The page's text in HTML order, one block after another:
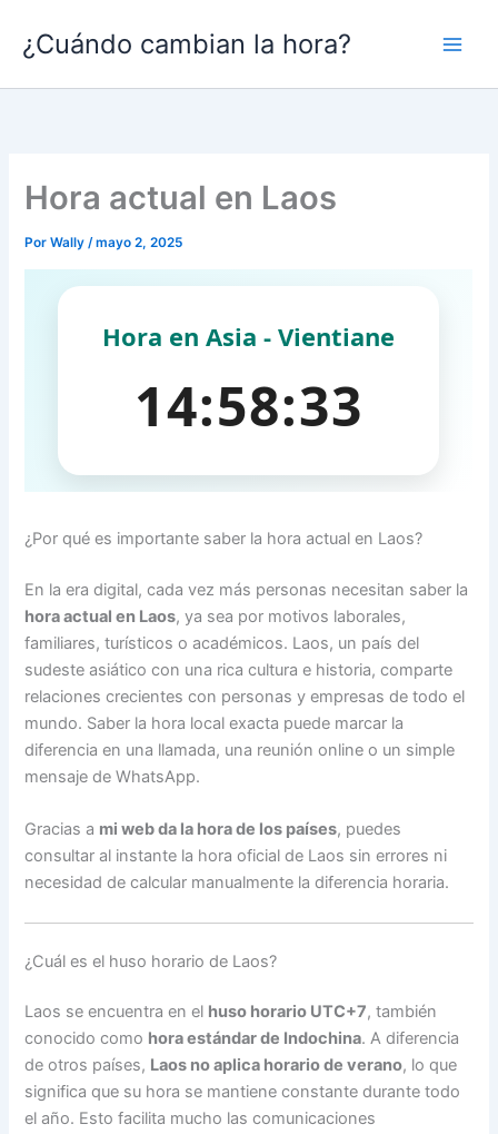
contenido
¿Cuándo cambian la hora?
Hora actual en Laos
PorWally/mayo 2, 2025
¿Por qué es importante saber la hora actual en Laos?
En la era digital, cada vez más personas necesitan saber la
hora actual en Laos, ya sea por motivos laborales,
familiares, turísticos o académicos. Laos, un país del
sudeste asiático con una rica cultura e historia, comparte
relaciones crecientes con personas y empresas de todo el
mundo. Saber la hora local exacta puede marcar la
diferencia en una llamada, una reunión online o un simple
mensaje de WhatsApp.
Gracias a mi web da la hora de los países, puedes
consultar al instante la hora oficial de Laos sin errores ni
necesidad de calcular manualmente la diferencia horaria.
¿Cuál es el huso horario de Laos?
Laos se encuentra en el huso horario UTC+7, también
conocido como hora estándar de Indochina. A diferencia
de otros países, Laos no aplica horario de verano, lo que
significa que su hora se mantiene constante durante todo
el año. Esto facilita mucho las comunicaciones